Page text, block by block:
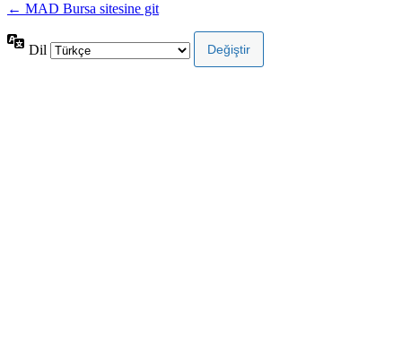
← MAD Bursa sitesine git
Dil